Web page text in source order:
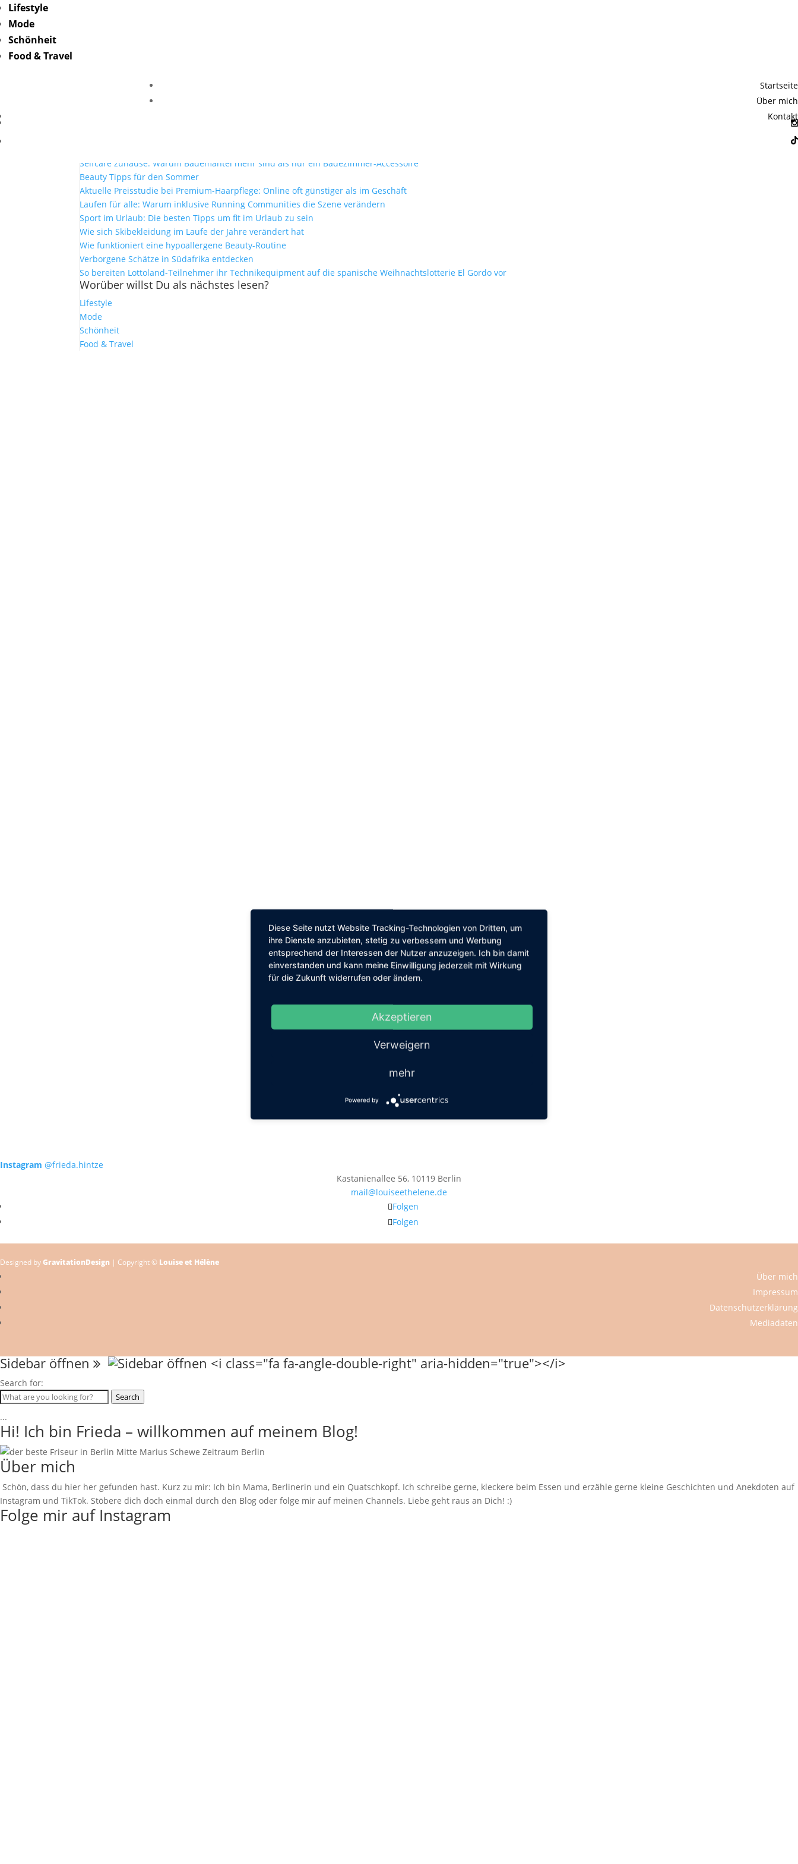
Lifestyle
Mode
Schönheit
Food & Travel
Startseite
Über mich
Kontakt
Friederike Hintze
Selfcare zuhause: Warum Bademäntel mehr sind als nur ein Badezimmer-Accessoire
Beauty Tipps für den Sommer
Aktuelle Preisstudie bei Premium-Haarpflege: Online oft günstiger als im Geschäft
Laufen für alle: Warum inklusive Running Communities die Szene verändern
Sport im Urlaub: Die besten Tipps um fit im Urlaub zu sein
Wie sich Skibekleidung im Laufe der Jahre verändert hat
Wie funktioniert eine hypoallergene Beauty-Routine
Verborgene Schätze in Südafrika entdecken
So bereiten Lottoland-Teilnehmer ihr Technikequipment auf die spanische Weihnachtslotterie El Gordo vor
Worüber willst Du als nächstes lesen?
Lifestyle
Mode
Schönheit
Food & Travel
Instagram @frieda.hintze
Kastanienallee 56, 10119 Berlin
mail@louiseethelene.de
Folgen
Folgen
Designed byGravitationDesign | Copyright © Louise et Hélène
Über mich
Impressum
Datenschutzerklärung
Mediadaten
Sidebar öffnen
Search for:
Search
...
Hi! Ich bin Frieda – willkommen auf meinem Blog!
Über mich
Schön, dass du hier her gefunden hast. Kurz zu mir: Ich bin Mama, Berlinerin und ein Quatschkopf. Ich schreibe gerne, kleckere beim Essen und erzähle gerne kleine Geschichten und Anekdoten auf
Instagram und TikTok. Stöbere dich doch einmal durch den Blog oder folge mir auf meinen Channels. Liebe geht raus an Dich! :)
Folge mir auf Instagram
Diese Seite nutzt Website Tracking-Technologien von Dritten, um
ihre Dienste anzubieten, stetig zu verbessern und Werbung
entsprechend der Interessen der Nutzer anzuzeigen. Ich bin damit
einverstanden und kann meine Einwilligung jederzeit mit Wirkung
für die Zukunft widerrufen oder ändern.
Akzeptieren
Verweigern
mehr
Powered by